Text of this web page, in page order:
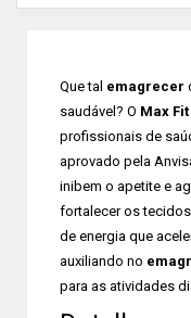
Que tal emagrecer
saudável? O Max
profissionais de
aprovado pela
inibem o apetite e
fortalecer os
de energia que
auxiliando no
para as atividades